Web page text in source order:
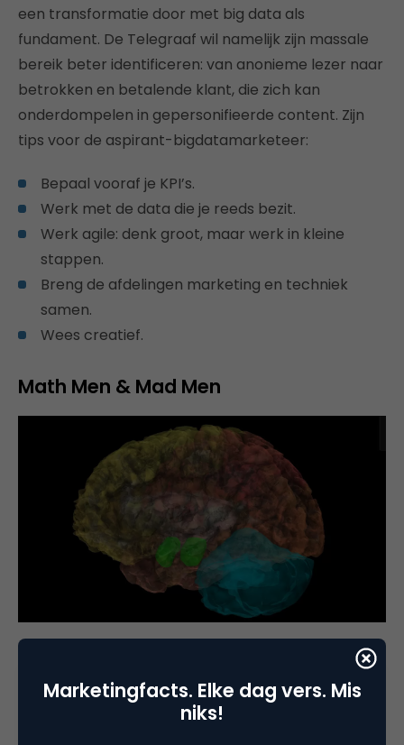
een transformatie door met big data als
fundament. De Telegraaf wil namelijk zijn massale
bereik beter identificeren: van anonieme lezer naar
betrokken en betalende klant, die zich kan
onderdompelen in gepersonifieerde content. Zijn
tips voor de aspirant-bigdatamarketeer:
Bepaal vooraf je KPI’s.
Werk met de data die je reeds bezit.
Werk agile: denk groot, maar werk in kleine
stappen.
Breng de afdelingen marketing en techniek
samen.
Wees creatief.
Math Men & Mad Men
Aanhangers van pure creativiteit zien er niks in,
terwijl datawetenschappers de waarde van
Marketingfacts. Elke dag vers. Mis
niks!